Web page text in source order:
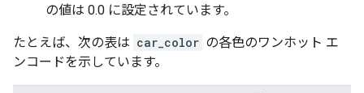
の値は 0.0 に設定されています。
たとえば、次の表は car_color の各色のワンホット エ
ンコードを示しています。